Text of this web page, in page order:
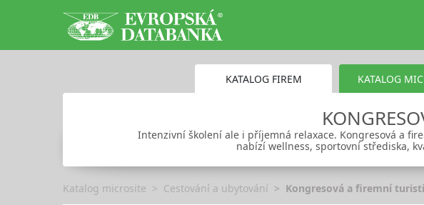
KATALOG FIREM KATALOG
Intenzivní školení ale i příjemná relaxace. Kongresová a
nabízí wellness, sportovní střediska,
Katalog microsite Cestování a ubytování Kongresová a firemní